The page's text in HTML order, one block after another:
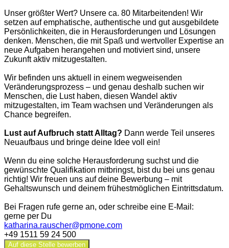
Unser größter Wert? Unsere ca. 80 Mitarbeitenden! Wir
setzen auf emphatische, authentische und gut ausgebildete
Persönlichkeiten, die in Herausforderungen und Lösungen
denken. Menschen, die mit Spaß und wertvoller Expertise an
neue Aufgaben herangehen und motiviert sind, unsere
Zukunft aktiv mitzugestalten.
Wir befinden uns aktuell in einem wegweisenden
Veränderungsprozess – und genau deshalb suchen wir
Menschen, die Lust haben, diesen Wandel aktiv
mitzugestalten, im Team wachsen und Veränderungen als
Chance begreifen.
Lust auf Aufbruch statt Alltag? Dann werde Teil unseres
Neuaufbaus und bringe deine Idee voll ein!
Wenn du eine solche Herausforderung suchst und die
gewünschte Qualifikation mitbringst, bist du bei uns genau
richtig! Wir freuen uns auf deine Bewerbung – mit
Gehaltswunsch und deinem frühestmöglichen Eintrittsdatum.
Bei Fragen rufe gerne an, oder schreibe eine E-Mail:
gerne per Du
katharina.rauscher@pmone.com
+49 1511 59 24 500
Auf diese Stelle bewerben